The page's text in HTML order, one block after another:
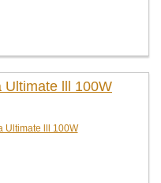
Ultimate lll 100W